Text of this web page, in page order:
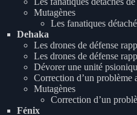
Mutagènes
Les fanatiques
Dehaka
Les drones de défense
Les drones de défense
Dévorer une unité
Correction d’un problème
Mutagènes
Correction d’un
Fénix